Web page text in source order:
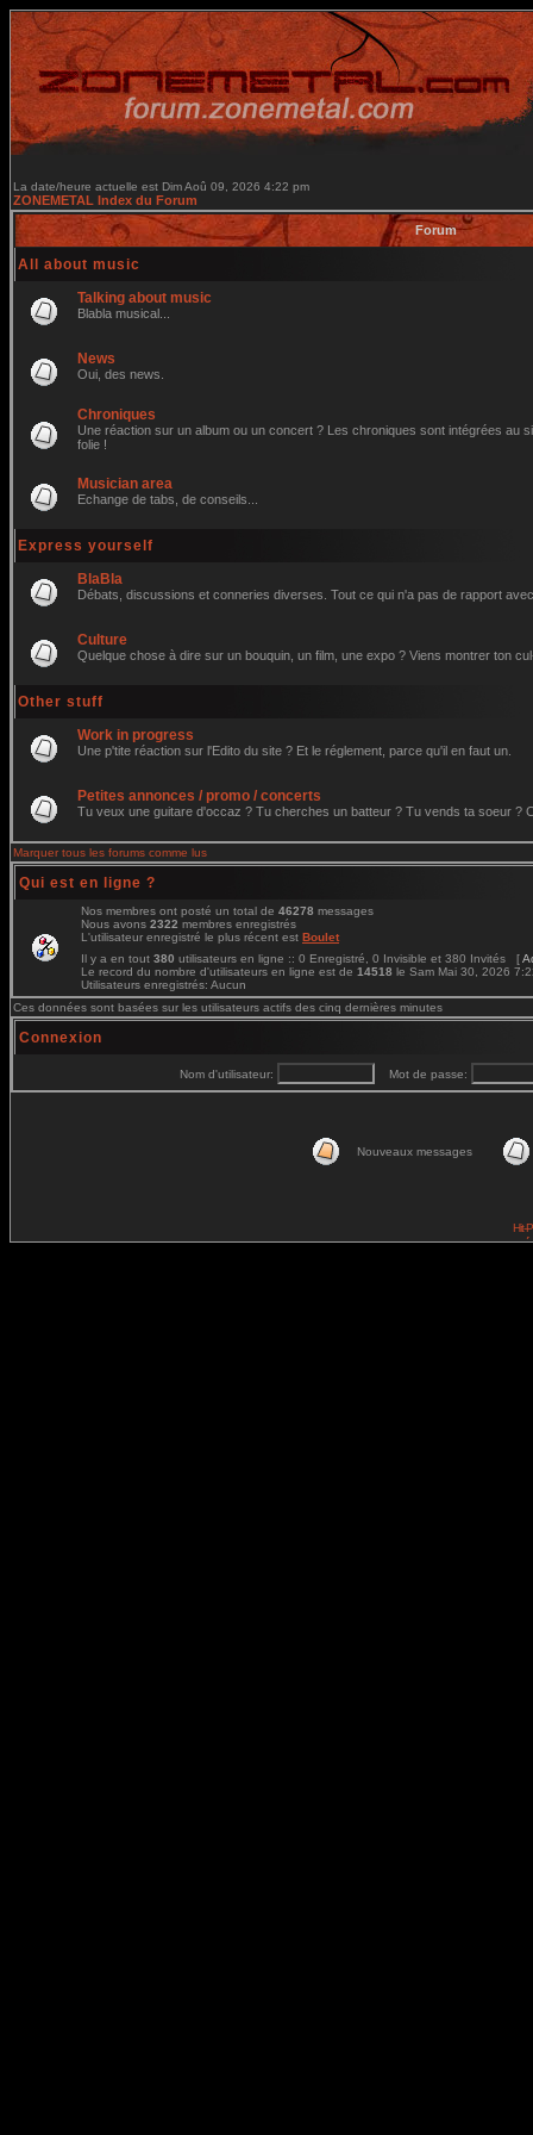
La date/heure actuelle est Dim Aoû 09, 2026 4:22 pm
ZONEMETAL Index du Forum
Forum
All about music
Talking about music
Blabla musical...
News
Oui, des news.
Chroniques
Une réaction sur un album ou un concert ? Les chroniques sont intégrées au
folie !
Musician area
Echange de tabs, de conseils...
Express yourself
BlaBla
Débats, discussions et conneries diverses. Tout ce qui n'a pas de rapport
Culture
Quelque chose à dire sur un bouquin, un film, une expo ? Viens montrer ton
Other stuff
Work in progress
Une p'tite réaction sur l'Edito du site ? Et le réglement, parce qu'il en faut un.
Petites annonces / promo / concerts
Tu veux une guitare d'occaz ? Tu cherches un batteur ? Tu vends ta soeur ?
Marquer tous les forums comme lus
Qui est en ligne ?
Nos membres ont posté un total de 46278 messages
Nous avons 2322 membres enregistrés
L'utilisateur enregistré le plus récent est Boulet
Il y a en tout 380 utilisateurs en ligne :: 0 Enregistré, 0 Invisible et 380 Invités [
Le record du nombre d'utilisateurs en ligne est de 14518 le Sam Mai 30, 2026
Utilisateurs enregistrés: Aucun
Ces données sont basées sur les utilisateurs actifs des cinq dernières minutes
Connexion
Nom d'utilisateur: Mot de passe:
Nouveaux messages